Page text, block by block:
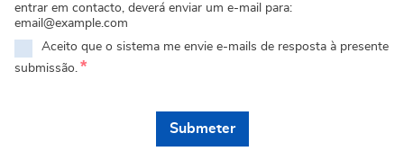
entrar em contacto, deverá enviar um e-mail para:
email@example.com
Aceito que o sistema me envie e-mails de resposta à presente
submissão. *
Submeter